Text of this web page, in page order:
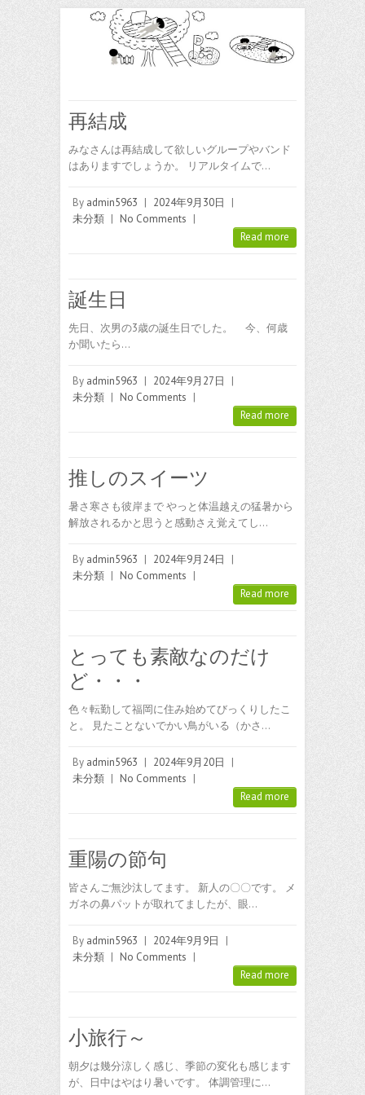
再結成
みなさんは再結成して欲しいグループやバンド
はありますでしょうか。 リアルタイムで…
By admin5963 | 2024年9月30日
|
未分類 | No Comments |
Read more
誕生日
先日、次男の3歳の誕生日でした。 今、何歳
か聞いたら…
By admin5963 | 2024年9月27日
|
未分類 | No Comments |
Read more
推しのスイーツ
暑さ寒さも彼岸まで やっと体温越えの猛暑から
解放されるかと思うと感動さえ覚えてし…
By admin5963 | 2024年9月24日
|
未分類 | No Comments |
Read more
とっても素敵なのだけ
ど・・・
色々転勤して福岡に住み始めてびっくりしたこ
と。 見たことないでかい鳥がいる（かさ…
By admin5963 | 2024年9月20日
|
未分類 | No Comments |
Read more
重陽の節句
皆さんご無沙汰してます。 新人の〇〇です。 メ
ガネの鼻パットが取れてましたが、眼…
By admin5963 | 2024年9月9日
|
未分類 | No Comments |
Read more
小旅行～
朝夕は幾分涼しく感じ、季節の変化も感じます
が、日中はやはり暑いです。 体調管理に…